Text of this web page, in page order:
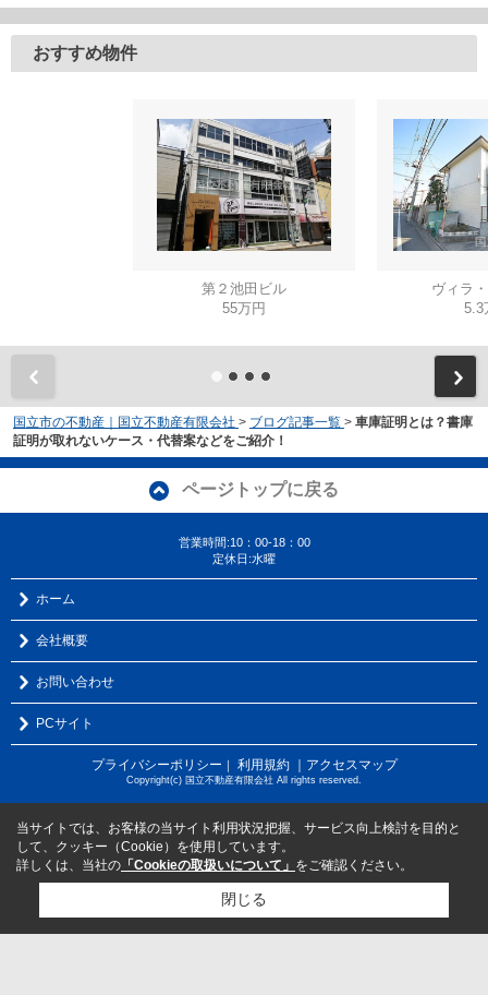
おすすめ物件
第２池田ビル
55万円
ヴィラ
5.3
国立市の不動産｜国立不動産有限会社 > ブログ記事一覧 > 車庫証明とは？書庫
証明が取れないケース・代替案などをご紹介！
ページトップに戻る
営業時間:10：00-18：00
定休日:水曜
ホーム
会社概要
お問い合わせ
PCサイト
プライバシーポリシー ｜ 利用規約 ｜アクセスマップ
Copyright(c) 国立不動産有限会社 All rights reserved.
当サイトでは、お客様の当サイト利用状況把握、サービス向上検討を目的と
して、クッキー（Cookie）を使用しています。
詳しくは、当社の 「Cookieの取扱いについて」 をご確認ください。
閉じる